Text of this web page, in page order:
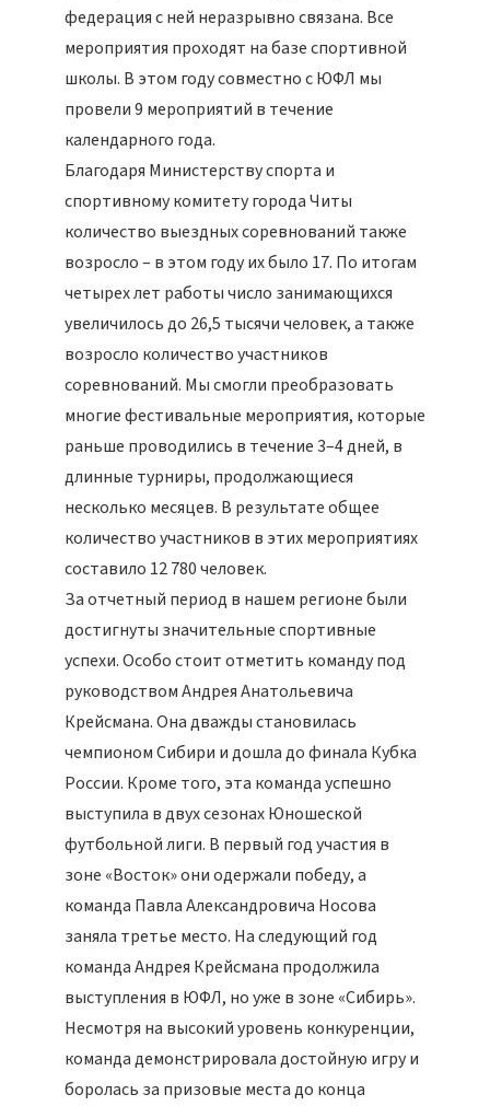
федерация с ней неразрывно связана. Все
мероприятия проходят на базе спортивной
школы. В этом году совместно с ЮФЛ мы
провели 9 мероприятий в течение
календарного года.
Благодаря Министерству спорта и
спортивному комитету города Читы
количество выездных соревнований также
возросло – в этом году их было 17. По итогам
четырех лет работы число занимающихся
увеличилось до 26,5 тысячи человек, а также
возросло количество участников
соревнований. Мы смогли преобразовать
многие фестивальные мероприятия, которые
раньше проводились в течение 3–4 дней, в
длинные турниры, продолжающиеся
несколько месяцев. В результате общее
количество участников в этих мероприятиях
составило 12 780 человек.
За отчетный период в нашем регионе были
достигнуты значительные спортивные
успехи. Особо стоит отметить команду под
руководством Андрея Анатольевича
Крейсмана. Она дважды становилась
чемпионом Сибири и дошла до финала Кубка
России. Кроме того, эта команда успешно
выступила в двух сезонах Юношеской
футбольной лиги. В первый год участия в
зоне «Восток» они одержали победу, а
команда Павла Александровича Носова
заняла третье место. На следующий год
команда Андрея Крейсмана продолжила
выступления в ЮФЛ, но уже в зоне «Сибирь».
Несмотря на высокий уровень конкуренции,
команда демонстрировала достойную игру и
боролась за призовые места до конца